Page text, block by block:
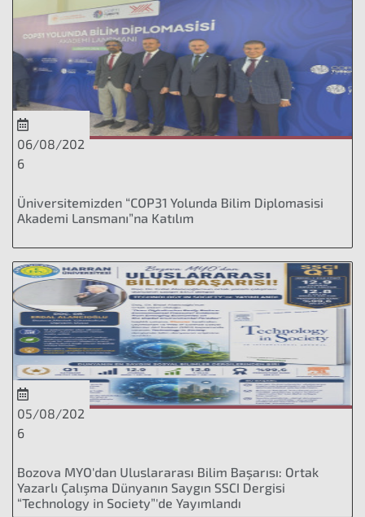
06/08/202
6
Üniversitemizden “COP31 Yolunda Bilim Diplomasisi
Akademi Lansmanı”na Katılım
05/08/202
6
Bozova MYO'dan Uluslararası Bilim Başarısı: Ortak
Yazarlı Çalışma Dünyanın Saygın SSCI Dergisi
“Technology in Society”'de Yayımlandı